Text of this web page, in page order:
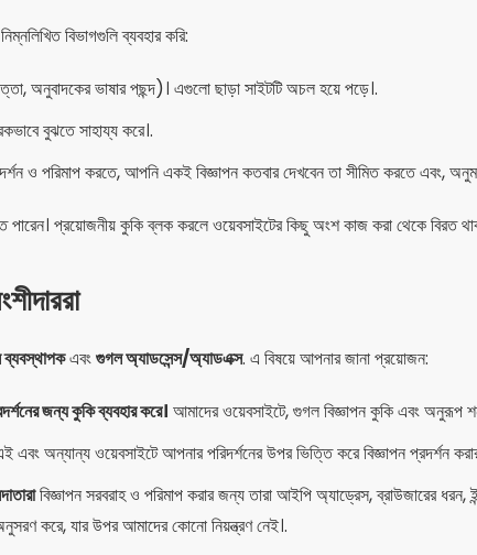
বিভাগগুলি ব্যবহার করি:
অনুবাদকের ভাষার পছন্দ)। এগুলো ছাড়া সাইটটি অচল হয়ে পড়ে।.
বুঝতে সাহায্য করে।.
ও পরিমাপ করতে, আপনি একই বিজ্ঞাপন কতবার দেখবেন তা সীমিত করতে এবং,
প্রয়োজনীয় কুকি ব্লক করলে ওয়েবসাইটের কিছু অংশ কাজ করা থেকে বিরত
ব্যবস্থাপকএবংগুগল অ্যাডসেন্স/অ্যাডএক্স. এ বিষয়ে আপনার জানা প্রয়োজন:
জন্য কুকি ব্যবহার করে। আমাদের ওয়েবসাইটে, গুগল বিজ্ঞাপন কুকি এবং অনুরূপ
অন্যান্য ওয়েবসাইটে আপনার পরিদর্শনের উপর ভিত্তি করে বিজ্ঞাপন প্রদর্শন
বিজ্ঞাপন সরবরাহ ও পরিমাপ করার জন্য তারা আইপি অ্যাড্রেস, ব্রাউজারের ধরন,
করে, যার উপর আমাদের কোনো নিয়ন্ত্রণ নেই।.